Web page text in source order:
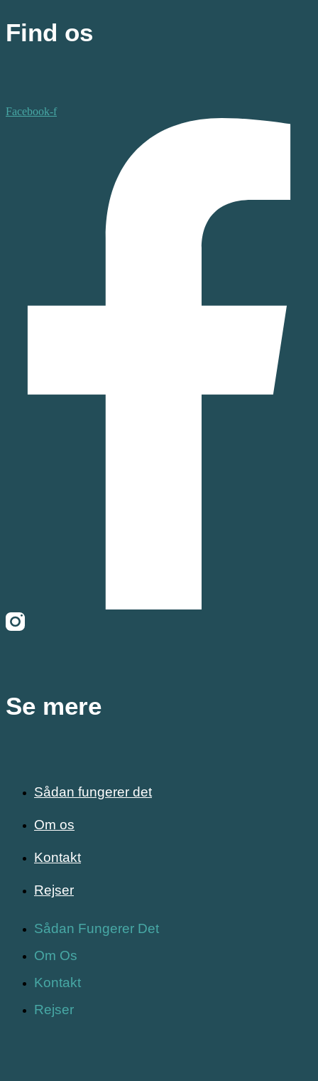
Find os
Facebook-f
Se mere
Sådan fungerer det
Om os
Kontakt
Rejser
Sådan Fungerer Det
Om Os
Kontakt
Rejser